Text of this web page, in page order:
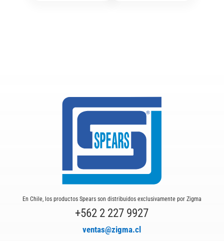
En Chile, los productos Spears son distribuidos exclusivamente por Zigma
+562 2 227 9927
ventas@zigma.cl